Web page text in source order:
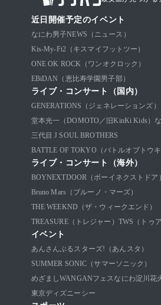
近日開催予定のイベント
なにわ男子NEWS（ニュース）
Kis-My-Ft2（キスマイフットツー）
ONE OK ROCK（ワンオクロック）
EBiDAN（恵比寿学園男子部）
ライブ・コンサート（国内）
GENERATIONS（ジェネレーションズ）
堂本光一（DOMOTO／旧KinKi Kids）
三代目 J SOUL BROTHERS
BATTLE OF TOKYO（バトルオブトウキ
ライブ・コンサート（海外）
BOYNEXTDOOR（ボーイネクストドア）
Bruno Mars（ブルーノ・マーズ）
THE WEEKND（ザ・ウィークエンド）
TREASURE（トレジャー） TWS（トゥア
イベント
あんさんぶるスターズ!（あんスタ）
SUMMER SONIC（サマーソニック）
めざましWANGANフェスなにわ淀川花
東京ディズニーシー